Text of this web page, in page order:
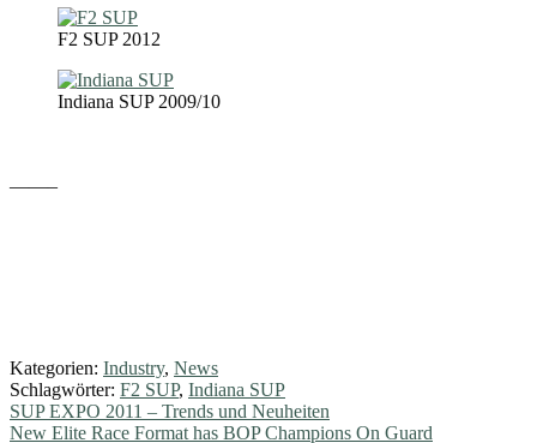
F2 SUP 2012
Indiana SUP 2009/10
——–
Kategorien: Industry, News
Schlagwörter: F2 SUP, Indiana SUP
Beitragsnavigation
Vorheriger
Beitrag:
SUP EXPO 2011 – Trends und Neuheiten
Nächster
New Elite Race Format has BOP Champions On Guard